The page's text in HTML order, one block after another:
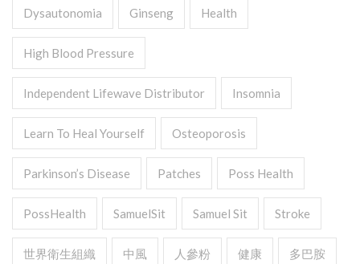
Dysautonomia Ginseng Health
High Blood Pressure
Independent Lifewave Distributor Insomnia
Learn To Heal Yourself Osteoporosis
Parkinson’s Disease Patches Poss Health
PossHealth SamuelSit Samuel Sit Stroke
世界衛生組織 中風 人參粉 健康 多巴胺